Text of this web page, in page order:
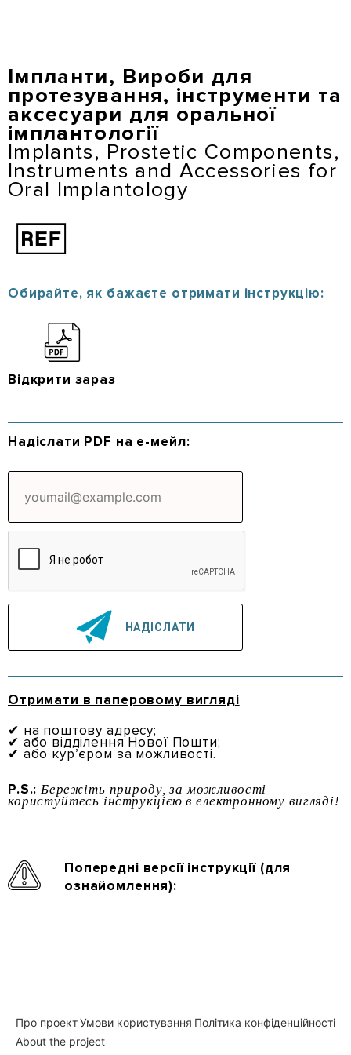
вмісту
Імпланти, Вироби для
протезування, інструменти та
аксесуари для оральної
імплантології
Implants, Prostetic Components,
Instruments and Accessories for
Oral Implantology
Обирайте, як бажаєте отримати інструкцію:
Відкрити зараз
Надіслати PDF на е-мейл:
Отримати в паперовому вигляді
✔ на поштову адресу;
✔ або відділення Нової Пошти;
✔ або кур’єром за можливості.
P.S.: Бережіть природу, за можливості
користуйтесь інструкцією в електронному вигляді!
Попередні версії інструкції (для
ознайомлення):
Нижній
Про проектУмови користування Політика конфіденційності
About the project